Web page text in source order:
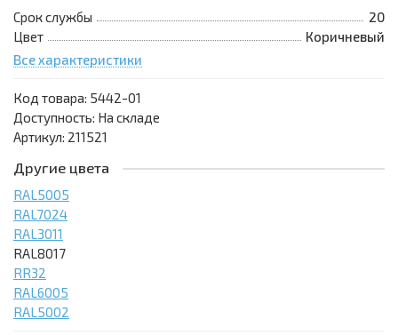
Срок службы
20
Цвет
Коричневый
Все характеристики
Код товара: 5442-01
Доступность: На складе
Артикул: 211521
Другие цвета
RAL5005
RAL7024
RAL3011
RAL8017
RR32
RAL6005
RAL5002